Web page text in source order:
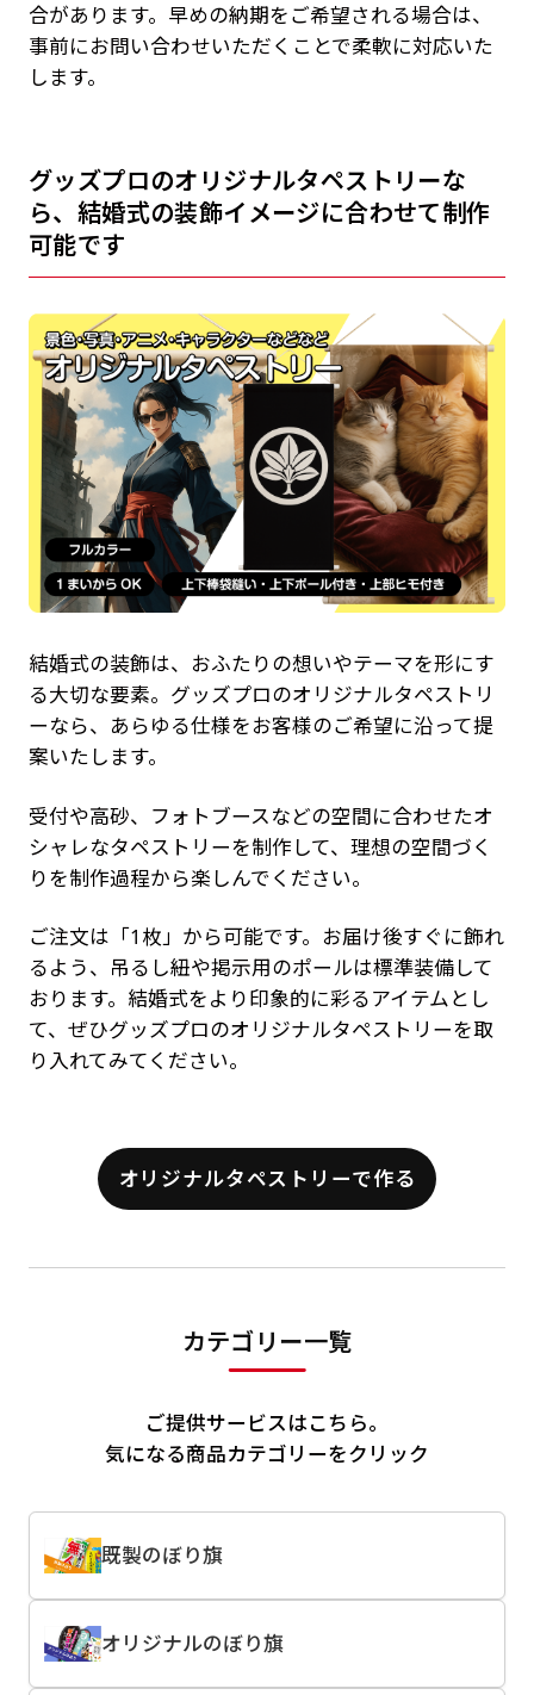
合があります。早めの納期をご希望される場合は、
事前にお問い合わせいただくことで柔軟に対応いた
します。
グッズプロのオリジナルタペストリーな
ら、結婚式の装飾イメージに合わせて制作
可能です
結婚式の装飾は、おふたりの想いやテーマを形にす
る大切な要素。グッズプロのオリジナルタペストリ
ーなら、あらゆる仕様をお客様のご希望に沿って提
案いたします。
受付や高砂、フォトブースなどの空間に合わせたオ
シャレなタペストリーを制作して、理想の空間づく
りを制作過程から楽しんでください。
ご注文は「1枚」から可能です。お届け後すぐに飾れ
るよう、吊るし紐や掲示用のポールは標準装備して
おります。結婚式をより印象的に彩るアイテムとし
て、ぜひグッズプロのオリジナルタペストリーを取
り入れてみてください。
オリジナルタペストリーで作る
カテゴリー一覧
ご提供サービスはこちら。
気になる商品カテゴリーをクリック
既製のぼり旗
オリジナルのぼり旗